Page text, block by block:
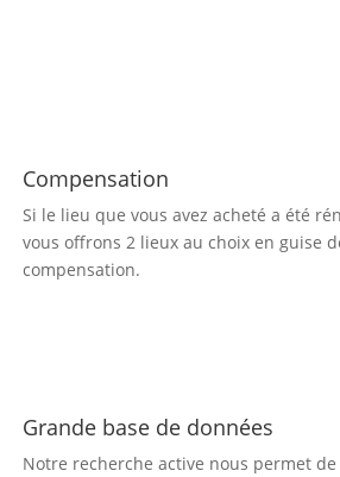
Compensation
Si le lieu que vous avez acheté a été
vous offrons 2 lieux au choix en guise
compensation.
Grande base de données
Notre recherche active nous permet de